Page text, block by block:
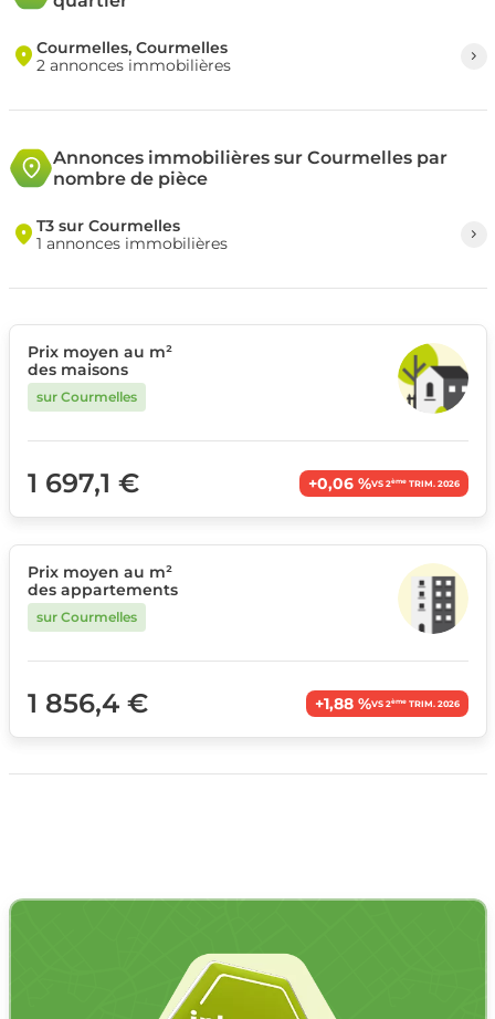
Courmelles, Courmelles
2 annonces immobilières
Annonces immobilières sur Courmelles par
nombre de pièce
T3 sur Courmelles
1 annonces immobilières
Prix moyen au m²
des maisons
sur Courmelles
1 697,1 € +0,06 %VS 2èmeTRIM. 2026
Prix moyen au m²
des appartements
sur Courmelles
1 856,4 € +1,88 %VS 2èmeTRIM. 2026